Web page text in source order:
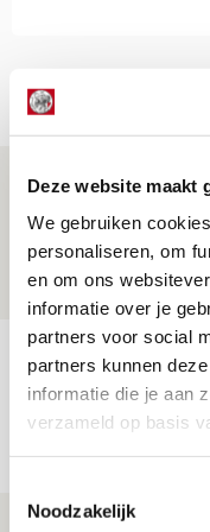
Deze website maakt
We gebruiken
personaliseren, om
en om ons
informatie over je
partners voor social
partners kunnen
informatie die je aan
verzameld op basis
Noodzakelijk
Net binnen //
Drie dingen
Zwolle - Ajax
08 AUGUSTUS 2026 - 12:32
NIEUWS
Míchels elf:
jij aan nieuw
08 AUGUSTUS 2026 - 11:34
NIEUWS